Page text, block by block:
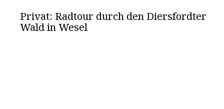
Privat: Radtour durch den Diersfordter
Wald in Wesel